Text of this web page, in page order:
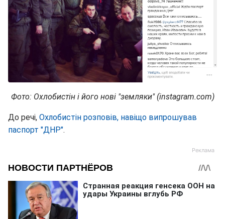
Фото: Охлобистін і його нові "земляки" (instagram.com)
До речі, Охлобистін розповів, навіщо випрошував
паспорт "ДНР".